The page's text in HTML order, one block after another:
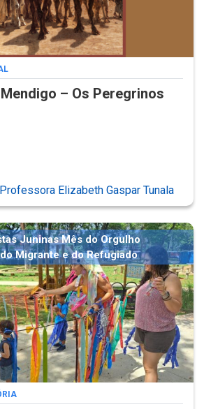
– Os Peregrinos
Elizabeth Gaspar Tunala
Juninas Mês do Orgulho
Migrante e do Refugiado